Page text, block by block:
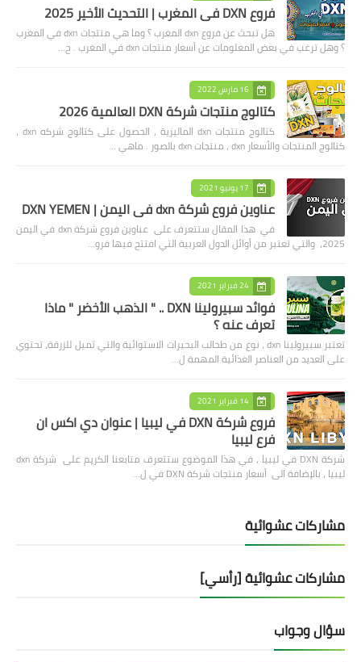
فروع DXN في المغرب | التحديث الأخير 2025
هل تبحث عن فروع dxn المغرب ؟ وما هي منتجات dxn في المغرب
؟ وهل ترغب في بعض المعلومات عن أسعار منتجات dxn في المغرب . ح…
16 مارس 2022
كتالوج منتجات شركة DXN العالمية 2026
كتالوج منتجات dxn الماليزية ، الحصول على كتالوج شركه dxn ،
كتالوج المنتجات والأسعار dxn ، منتجات dxn بالصور . ماهي …
17 يونيو 2021
عناوين فروع شركة dxn في اليمن | DXN YEMEN
في هذا المقال ستتعرف على عناوين فروع شركة dxn في اليمن
2025، والتي تعتبر من أوائل الدول العربية التي افتتح فيها فرو…
24 فبراير 2021
فوائد سبيرولينا DXN .. " الذهب الأخضر " ماذا
تعرف عنه ؟
تعتبر سبيرولينا dxn ، نوع من طحالب البحيرات الاستوائية والتي تميل للزرقة، تحتوي
على العديد من العناصر الغذائية المهمة ل…
14 فبراير 2021
فروع شركة DXN في ليبيا | عنوان دي اكس ان
فرع ليبيا
شركة DXN في ليبيا ، في هذا الموضوع ستتعرف متابعنا الكريم على شركة dxn
ليبيا ، بالإضافة الى أسعار منتجات شركة DXN في ل…
مشاركات عشوائية
مشاركات عشوائية [رأسي]
سؤال وجواب